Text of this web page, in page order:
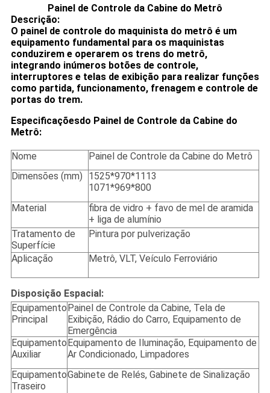
Painel de Controle da Cabine do Metrô
Descrição:
O painel de controle do maquinista do metrô é um
equipamento fundamental para os maquinistas
conduzirem e operarem os trens do metrô,
integrando inúmeros botões de controle,
interruptores e telas de exibição para realizar funções
como partida, funcionamento, frenagem e controle de
portas do trem.
Especificaçõesdo Painel de Controle da Cabine do
Metrô:
Nome
Painel de Controle da Cabine do Metrô
Dimensões (mm)
1525*970*1113
1071*969*800
Material
fibra de vidro + favo de mel de aramida
+ liga de alumínio
Tratamento de
Superfície
Pintura por pulverização
Aplicação Metrô, VLT, Veículo Ferroviário
Disposição Espacial:
Equipamento
Principal
Painel de Controle da Cabine, Tela de
Exibição, Rádio do Carro, Equipamento de
Emergência
Equipamento
Auxiliar
Equipamento de Iluminação, Equipamento de
Ar Condicionado, Limpadores
Equipamento
Traseiro
Gabinete de Relés, Gabinete de Sinalização